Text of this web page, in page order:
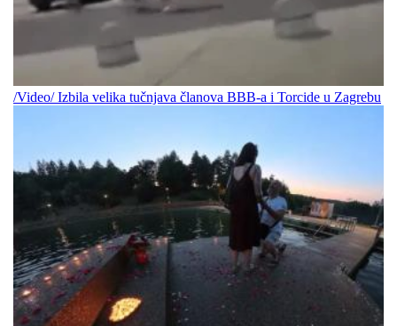
/Video/ Izbila velika tučnjava članova BBB-a i Torcide u Zagrebu